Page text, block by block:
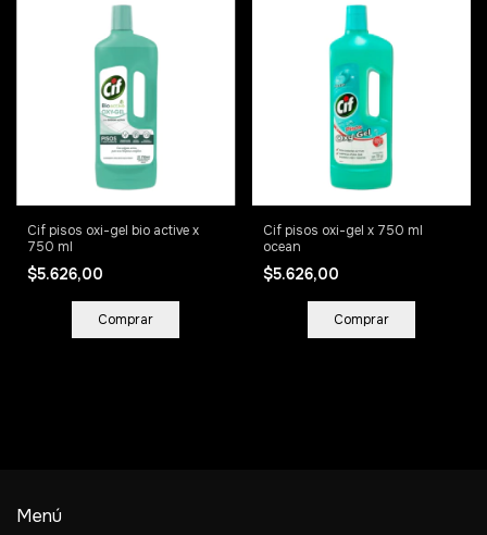
Cif pisos oxi-gel bio active x
750 ml
$5.626,00
Cif pisos oxi-gel x 750 ml
ocean
$5.626,00
Menú